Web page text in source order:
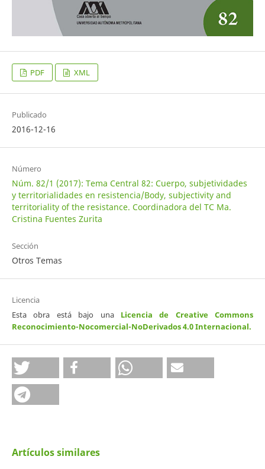
PDF XML
Publicado
2016-12-16
Número
Núm. 82/1 (2017): Tema Central 82: Cuerpo, subjetividades
y territorialidades en resistencia/Body, subjectivity and
territoriality of the resistance. Coordinadora del TC Ma.
Cristina Fuentes Zurita
Sección
Otros Temas
Licencia
Esta obra está bajo una Licencia de Creative Commons
Reconocimiento-Nocomercial-NoDerivados 4.0 Internacional.
Artículos similares